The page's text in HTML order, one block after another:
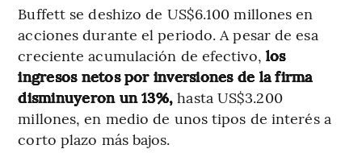
Buffett se deshizo de US$6.100 millones en
acciones durante el periodo. A pesar de esa
creciente acumulación de efectivo, los
ingresos netos por inversiones de la firma
disminuyeron un 13%, hasta US$3.200
millones, en medio de unos tipos de interés a
corto plazo más bajos.